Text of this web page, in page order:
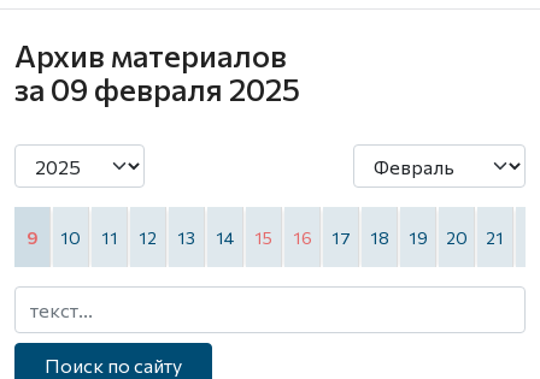
Архив материалов
за 09 февраля 2025
9 10 11 12 13 14 15 16 17 18 19 20 21
Поиск по сайту